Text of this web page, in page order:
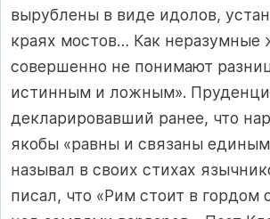
вырублены в виде идолов,
краях мостов… Как неразумные
совершенно не понимают
истинным и ложным».
декларировавший ранее, что
якобы «равны и связаны
называл в своих стихах
писал, что «Рим стоит в гордом